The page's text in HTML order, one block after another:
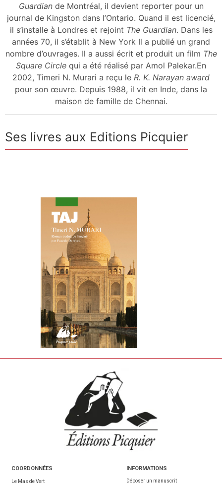
Guardiande Montréal, il devient reporter pour un
journal de Kingston dans l’Ontario. Quand il est licencié,
il s’installe à Londres et rejoint The Guardian. Dans les
années 70, il s’établit à New York Il a publié un grand
nombre d’ouvrages. Il a aussi écrit et produit un film The
Square Circle qui a été réalisé par Amol Palekar.En
2002, Timeri N. Murari a reçu le R. K. Narayan award
pour son œuvre. Depuis 1988, il vit en Inde, dans la
maison de famille de Chennai.
Ses livres aux Editions Picquier
COORDONNÉES
Le Mas de Vert
INFORMATIONS
Déposer un manuscrit